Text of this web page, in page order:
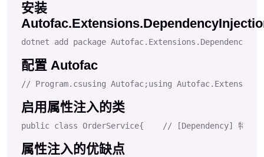
安装
dotnet add package
配置 Autofac
// Program.csusing Autofac; using Autofac. Extensions
启用属性注入的类
public class OrderService{ // [Dependency] 特性标
属性注入的优缺点